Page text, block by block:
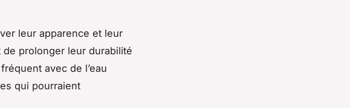
leur apparence et leur
de prolonger leur durabilité
avec de l’eau
qui pourraient